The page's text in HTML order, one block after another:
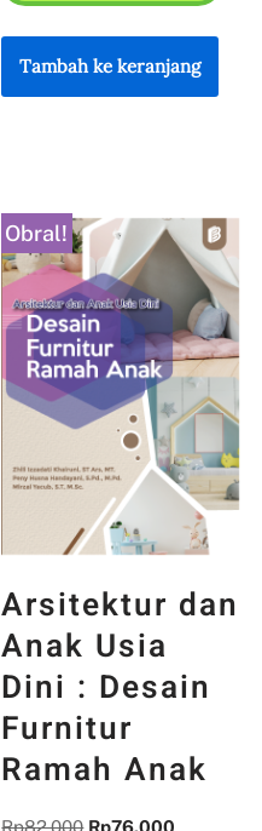
Tambah ke keranjang
Obral!
Arsitektur dan
Anak Usia
Dini : Desain
Furnitur
Ramah Anak
Rp82.000 Rp76.000